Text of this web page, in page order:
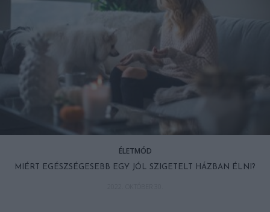
ÉLETMÓD
MIÉRT EGÉSZSÉGESEBB EGY JÓL SZIGETELT HÁZBAN ÉLNI?